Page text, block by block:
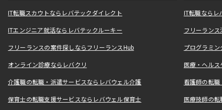
IT転職スカウトならレバテックダイレクト IT転職なら
ITエンジニア就活ならレバテックルーキー フリーラン
フリーランスの案件探しならフリーランスHub プログラミ
オンライン診療ならレバクリ 医療・ヘル
介護職の転職・派遣サービスならレバウェル介護 看護師の転
保育士の転職支援サービスならレバウェル保育士 医療技師の